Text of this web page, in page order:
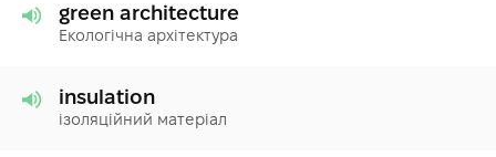
green architecture
Екологічна архітектура
insulation
ізоляційний матеріал